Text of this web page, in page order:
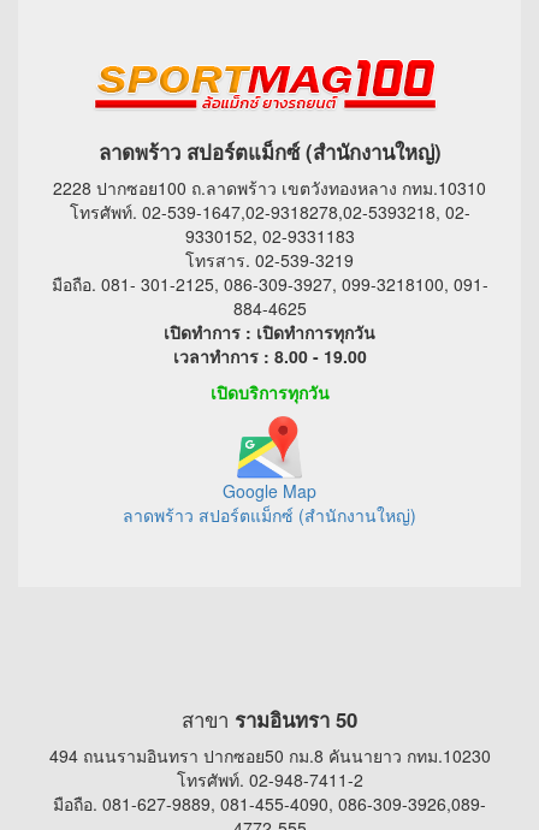
ลาดพร้าว สปอร์ตแม็กซ์ (สำนักงานใหญ่)
2228 ปากซอย100 ถ.ลาดพร้าว เขตวังทองหลาง กทม.10310
โทรศัพท์. 02-539-1647,02-9318278,02-5393218, 02-
9330152, 02-9331183
โทรสาร. 02-539-3219
มือถือ. 081- 301-2125, 086-309-3927, 099-3218100, 091-
884-4625
เปิดทำการ : เปิดทำการทุกวัน
เวลาทำการ : 8.00 - 19.00
เปิดบริการทุกวัน
Google Map
ลาดพร้าว สปอร์ตแม็กซ์ (สำนักงานใหญ่)
สาขา รามอินทรา 50
494 ถนนรามอินทรา ปากซอย50 กม.8 คันนายาว กทม.10230
โทรศัพท์. 02-948-7411-2
มือถือ. 081-627-9889, 081-455-4090, 086-309-3926,089-